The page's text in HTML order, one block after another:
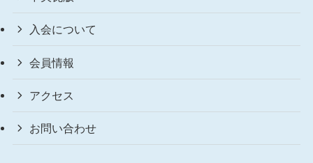
入会について
会員情報
アクセス
お問い合わせ